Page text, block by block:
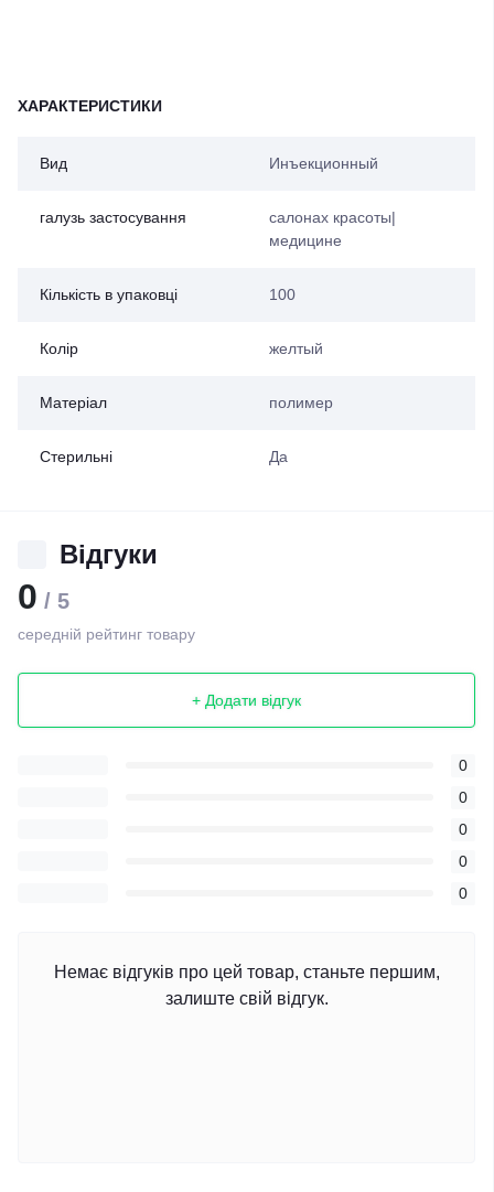
ХАРАКТЕРИСТИКИ
Вид Инъекционный
галузь застосування
салонах красоты|
медицине
Кількість в упаковці 100
Колір желтый
Матеріал полимер
Стерильні Да
Відгуки
0 / 5
середній рейтинг товару
+ Додати відгук
0
0
0
0
0
Немає відгуків про цей товар, станьте першим,
залиште свій відгук.